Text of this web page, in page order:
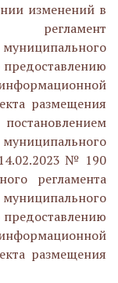
изменений в
размещения
№ 190
регламента
размещения